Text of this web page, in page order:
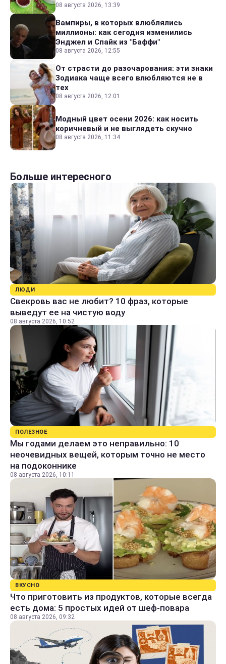
08 августа 2026, 13:39
Вампиры, в которых влюблялись
миллионы: как сегодня изменились
Энджел и Спайк из "Баффи"
08 августа 2026, 12:55
От страсти до разочарования: эти знаки
Зодиака чаще всего влюбляются не в
тех
08 августа 2026, 12:01
Модный цвет осени 2026: как носить
коричневый и не выглядеть скучно
08 августа 2026, 11:34
Больше интересного
ЛЮДИ
Свекровь вас не любит? 10 фраз, которые
выведут ее на чистую воду
08 августа 2026, 10:52
ПОЛЕЗНОЕ
Мы годами делаем это неправильно: 10
неочевидных вещей, которым точно не место
на подоконнике
08 августа 2026, 10:11
ВКУСНО
Что приготовить из продуктов, которые всегда
есть дома: 5 простых идей от шеф-повара
08 августа 2026, 09:32